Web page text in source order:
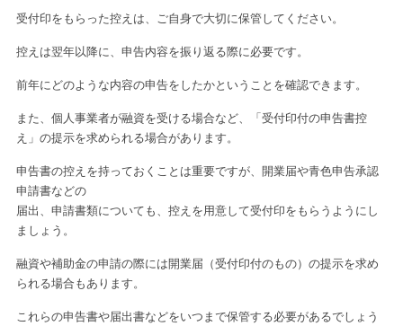
受付印をもらった控えは、ご自身で大切に保管してください。
控えは翌年以降に、申告内容を振り返る際に必要です。
前年にどのような内容の申告をしたかということを確認できます。
また、個人事業者が融資を受ける場合など、「受付印付の申告書控
え」の提示を求められる場合があります。
申告書の控えを持っておくことは重要ですが、開業届や青色申告承認
申請書などの
届出、申請書類についても、控えを用意して受付印をもらうようにし
ましょう。
融資や補助金の申請の際には開業届（受付印付のもの）の提示を求め
られる場合もあります。
これらの申告書や届出書などをいつまで保管する必要があるでしょう